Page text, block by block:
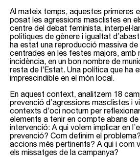
Al mateix temps, aquestes primeres
posat les agressions masclistes en
centre del debat feminista,
polítiques de gènere i igualtat
ha estat una reproducció massiva de
centrades en les festes majors, amb
incidència, en un bon nombre de
resta de l’Estat. Una política que ha
imprescindible en el món local.
En aquest context, analitzem 18
prevenció d’agressions masclistes i
contexts d’oci nocturn per
elements a tenir en compte abans
intervenció: A qui volem implicar en
prevenció? Com definim el
accions més pertinents? A qui i com
els missatges de la campanya?